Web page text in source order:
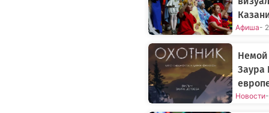
Афиша-
Немой
Заура
Новости